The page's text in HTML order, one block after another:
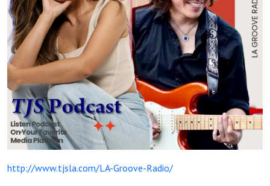
http://www.tjsla.com/LA-Groove-Radio/